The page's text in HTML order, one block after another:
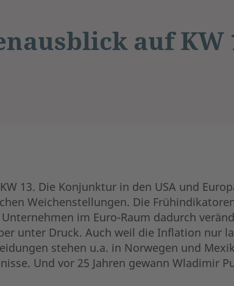
auf KW
13. Die Konjunktur in den USA und
Weichenstellungen. Die
im Euro-Raum dadurch
unter Druck. Auch weil die Inflation nur
stehen u.a. in Norwegen und
Und vor 25 Jahren gewann Wladimir